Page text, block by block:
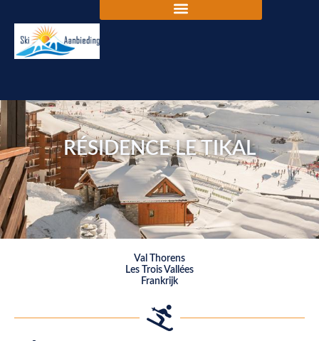
RÉSIDENCE LE TIKAL
Val Thorens
Les Trois Vallées
Frankrijk